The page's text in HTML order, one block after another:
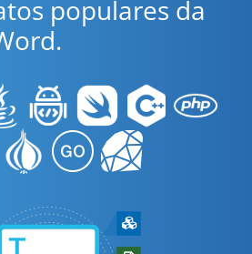
populares da